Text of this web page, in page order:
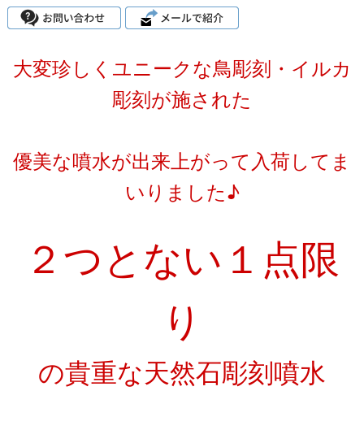
大変珍しくユニークな鳥彫刻・イルカ
彫刻が施された
優美な噴水が出来上がって入荷してま
いりました♪
２つとない１点限
り
の貴重な天然石彫刻噴水